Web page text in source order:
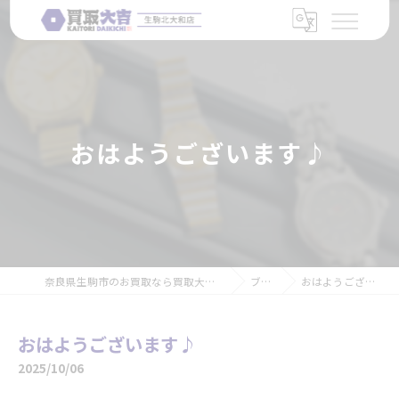
おはようございます♪
奈良県生駒市のお買取なら買取大吉 生駒北大和店 ブログ おはようございます♪
おはようございます♪
2025/10/06